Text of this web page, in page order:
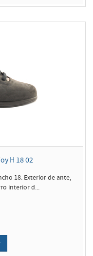
H 18 02
18. Exterior de ante,
interior d...